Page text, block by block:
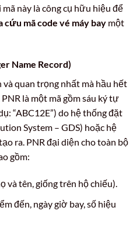
này là công cụ hữu hiệu để
cứu mã code vé máy bay một
Name Record)
quan trọng nhất mà hầu hết
là một mã gồm sáu ký tự
“ABC12E”) do hệ thống đặt
System – GDS) hoặc hệ
ra. PNR đại diện cho toàn bộ
gồm:
và tên, giống trên hộ chiếu).
đến, ngày giờ bay, số hiệu